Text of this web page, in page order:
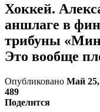
Хоккей.
аншлаге в
трибуны
Это вообще
Опубликовано Май 25,
489
Поделится